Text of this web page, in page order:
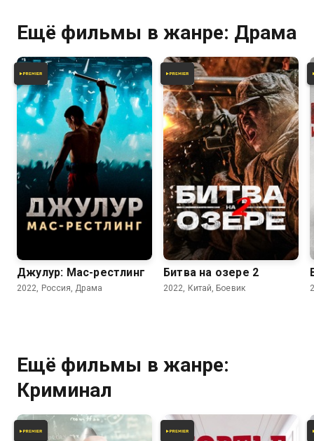
Ещё фильмы в жанре: Драма
Джулур: Мас-рестлинг
2022, Россия, Драма
6.6 5.5
Битва на озере 2
2022, Китай, Боевик
Ещё фильмы в жанре:
Криминал